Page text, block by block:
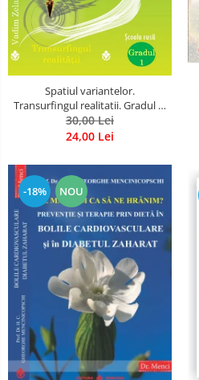
Spatiul variantelor.
Transurfingul realitatii. Gradul 1.
Cum sa ne dezvoltam intuitia si
sa ne alegem soarta
30,00 Lei
24,00 Lei
-18% NOU